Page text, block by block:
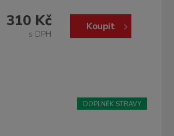
310 Kč
s DPH
Koupit
DOPLNĚK STRAVY